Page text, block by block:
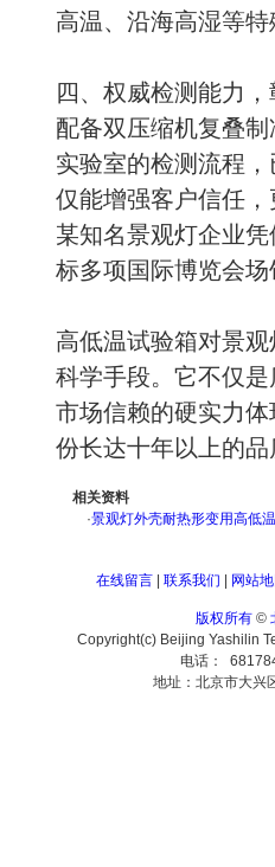
高温、沿海高湿等
四、权威检测能力
配备双压缩机复叠
实验室的检测流程
仅能增强客户信任
某知名景观灯企业
标多项国际博览会
高低温试验箱对景
科学手段。它不仅
市场信赖的硬实力
份长达十年以上的
相关资料
·景观灯外壳耐热形变用高低
在线留言| 联系我们 网站
版权所有©
Copyright(c) Beijing Yashilin
电话：
地址：北京市大兴